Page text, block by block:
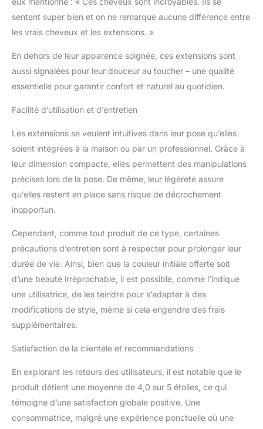
coiffez, bouclez ou lissez
les extensions comme
vos propres cheveux
sentent super bien et on ne remarque aucune différence entre
les vrais cheveux et les extensions. »
En dehors de leur apparence soignée, ces extensions sont
aussi signalées pour leur douceur au toucher – une qualité
essentielle pour garantir confort et naturel au quotidien.
Facilité d’utilisation et d’entretien
Les extensions se veulent intuitives dans leur pose qu’elles
soient intégrées à la maison ou par un professionnel. Grâce à
leur dimension compacte, elles permettent des manipulations
précises lors de la pose. De même, leur légèreté assure
qu’elles restent en place sans risque de décrochement
inopportun.
Cependant, comme tout produit de ce type, certaines
précautions d’entretien sont à respecter pour prolonger leur
durée de vie. Ainsi, bien que la couleur initiale offerte soit
d’une beauté irréprochable, il est possible, comme l’indique
une utilisatrice, de les teindre pour s’adapter à des
modifications de style, même si cela engendre des frais
supplémentaires.
Satisfaction de la clientèle et recommandations
En explorant les retours des utilisateurs, il est notable que le
produit détient une moyenne de 4,0 sur 5 étoiles, ce qui
témoigne d’une satisfaction globale positive. Une
consommatrice, malgré une expérience ponctuelle où une